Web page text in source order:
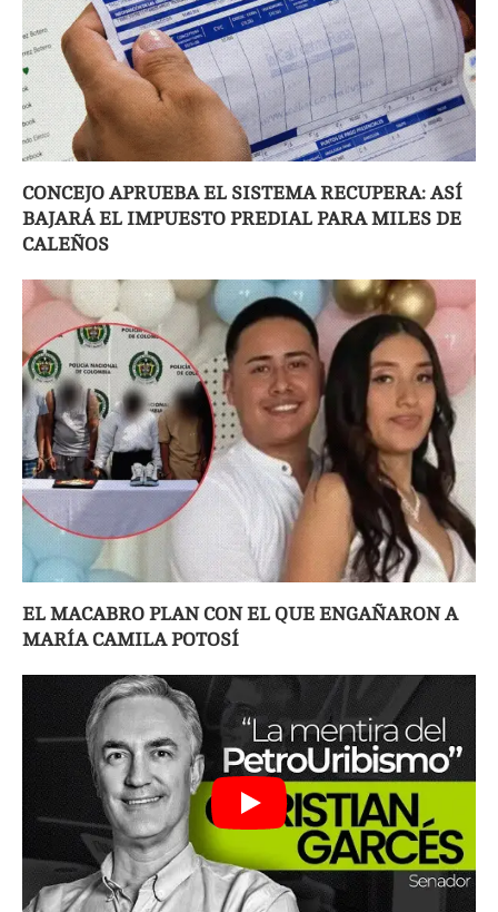
CONCEJO APRUEBA EL SISTEMA RECUPERA: ASÍ
BAJARÁ EL IMPUESTO PREDIAL PARA MILES DE
CALEÑOS
EL MACABRO PLAN CON EL QUE ENGAÑARON A
MARÍA CAMILA POTOSÍ